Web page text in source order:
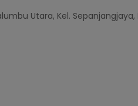
Utara, Kel.